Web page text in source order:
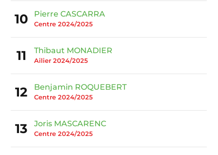
10 Pierre CASCARRA
Centre 2024/2025
11 Thibaut MONADIER
Ailier 2024/2025
12 Benjamin ROQUEBERT
Centre 2024/2025
13 Joris MASCARENC
Centre 2024/2025